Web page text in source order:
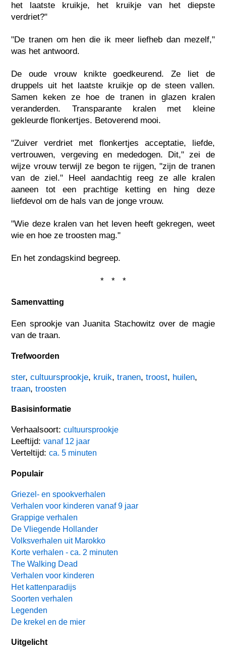
het laatste kruikje, het kruikje van het diepste
verdriet?"
"De tranen om hen die ik meer liefheb dan mezelf,"
was het antwoord.
De oude vrouw knikte goedkeurend. Ze liet de
druppels uit het laatste kruikje op de steen vallen.
Samen keken ze hoe de tranen in glazen kralen
veranderden. Transparante kralen met kleine
gekleurde flonkertjes. Betoverend mooi.
"Zuiver verdriet met flonkertjes acceptatie, liefde,
vertrouwen, vergeving en mededogen. Dit," zei de
wijze vrouw terwijl ze begon te rijgen, "zijn de tranen
van de ziel." Heel aandachtig reeg ze alle kralen
aaneen tot een prachtige ketting en hing deze
liefdevol om de hals van de jonge vrouw.
"Wie deze kralen van het leven heeft gekregen, weet
wie en hoe ze troosten mag."
En het zondagskind begreep.
* * *
Samenvatting
Een sprookje van Juanita Stachowitz over de magie
van de traan.
Trefwoorden
ster,cultuursprookje, kruik,tranen,troost, huilen,
traan,troosten
Basisinformatie
Verhaalsoort:cultuursprookje
Leeftijd:vanaf 12 jaar
Verteltijd:ca. 5 minuten
Populair
Griezel- en spookverhalen
Verhalen voor kinderen vanaf 9 jaar
Grappige verhalen
De Vliegende Hollander
Volksverhalen uit Marokko
Korte verhalen - ca. 2 minuten
The Walking Dead
Verhalen voor kinderen
Het kattenparadijs
Soorten verhalen
Legenden
De krekel en de mier
Uitgelicht